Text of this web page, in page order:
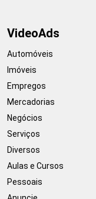
VideoAds
Automóveis
Imóveis
Empregos
Mercadorias
Negócios
Serviços
Diversos
Aulas e Cursos
Pessoais